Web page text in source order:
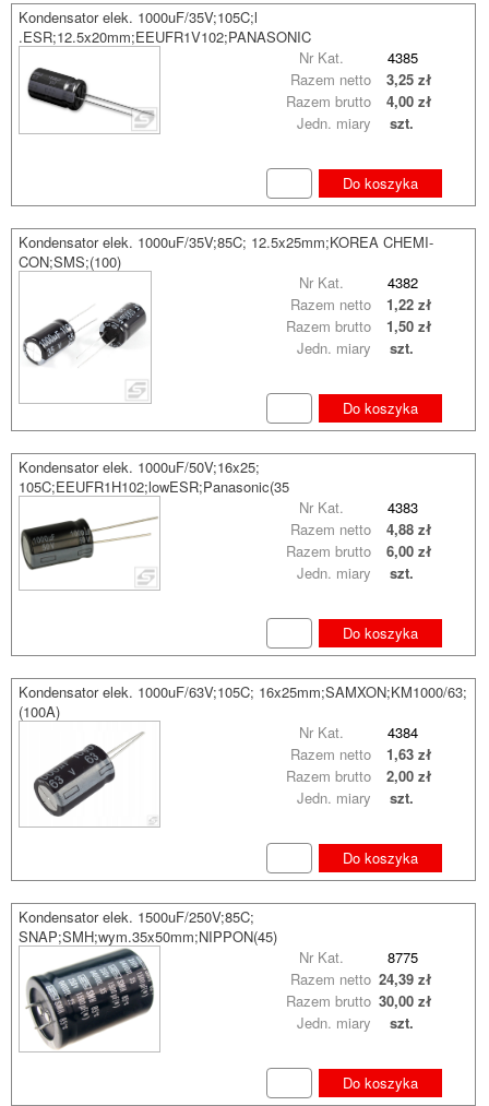
Kondensator elek. 1000uF/35V;105C;l
.ESR;12.5x20mm;EEUFR1V102;PANASONIC
Nr Kat.
4385
Razem brutto 4,00 zł
Razem netto 3,25 zł
Jedn. miary szt.
Do koszyka
Kondensator elek. 1000uF/35V;85C; 12.5x25mm;KOREA CHEMI-
CON;SMS;(100)
Nr Kat.
4382
Razem brutto 1,50 zł
Razem netto 1,22 zł
Jedn. miary szt.
Do koszyka
Kondensator elek. 1000uF/50V;16x25;
105C;EEUFR1H102;lowESR;Panasonic(35
Nr Kat.
4383
Razem brutto 6,00 zł
Razem netto 4,88 zł
Jedn. miary szt.
Do koszyka
Kondensator elek. 1000uF/63V;105C; 16x25mm;SAMXON;KM1000/63;
(100A)
Nr Kat.
4384
Razem brutto 2,00 zł
Razem netto 1,63 zł
Jedn. miary szt.
Do koszyka
Kondensator elek. 1500uF/250V;85C;
SNAP;SMH;wym.35x50mm;NIPPON(45)
Nr Kat.
8775
Razem brutto 30,00 zł
Razem netto 24,39 zł
Jedn. miary szt.
Do koszyka